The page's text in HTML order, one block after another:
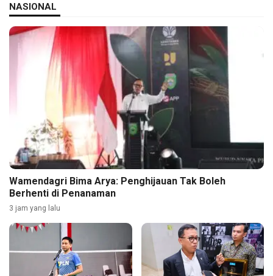
NASIONAL
Wamendagri Bima Arya: Penghijauan Tak Boleh
Berhenti di Penanaman
3 jam yang lalu